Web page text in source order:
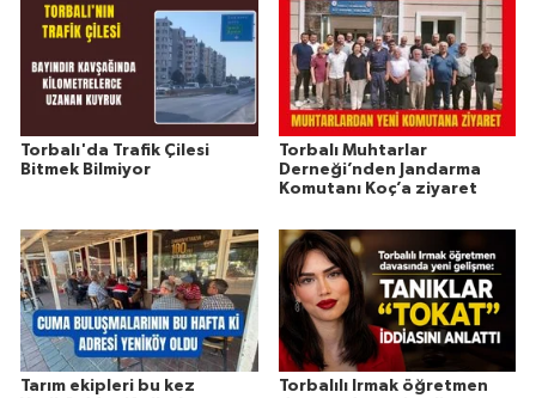
Torbalı'da Trafik Çilesi
Bitmek Bilmiyor
Torbalı Muhtarlar
Derneği’nden Jandarma
Komutanı Koç’a ziyaret
Tarım ekipleri bu kez
Torbalılı Irmak öğretmen